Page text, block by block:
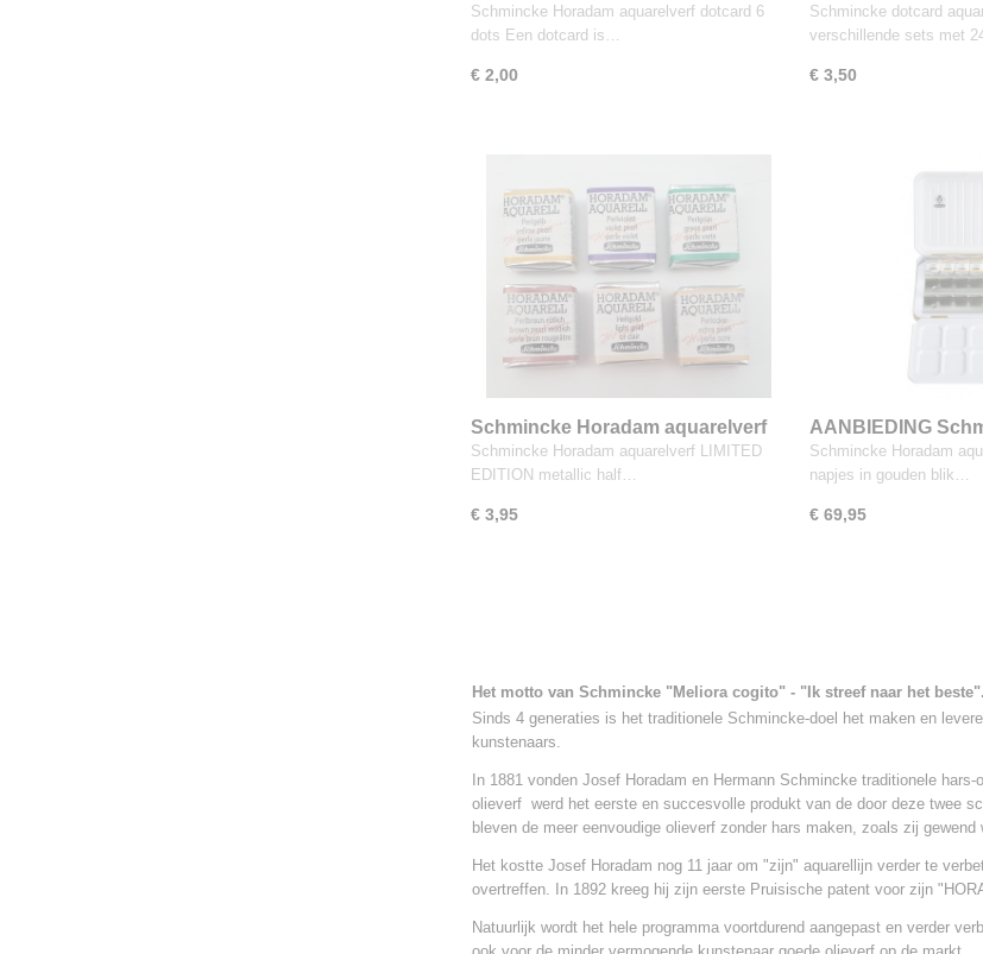
dotcard 6 dots
Schmincke Horadam aquarelverf dotcard 6
dots Een dotcard is…
€ 2,00
verschillende sets
Schmincke dotcard
verschillende sets met
€ 3,50
Schmincke Horadam aquarelverf
Limited Edition metallic half napje
Schmincke Horadam aquarelverf LIMITED
EDITION metallic half…
€ 3,95
AANBIEDING
Horadam
napjes in gouden
Schmincke Horadam
napjes in gouden blik…
€ 69,95
Het motto van Schmincke "Meliora cogito" - "Ik streef naar het beste".
Sinds 4 generaties is het traditionele Schmincke-doel het maken en
kunstenaars.
In 1881 vonden Josef Horadam en Hermann Schmincke traditionele
olieverf werd het eerste en succesvolle produkt van de door deze twee
bleven de meer eenvoudige olieverf zonder hars maken, zoals zij
Het kostte Josef Horadam nog 11 jaar om "zijn" aquarellijn verder te
overtreffen. In 1892 kreeg hij zijn eerste Pruisische patent voor zijn
Natuurlijk wordt het hele programma voortdurend aangepast en verder